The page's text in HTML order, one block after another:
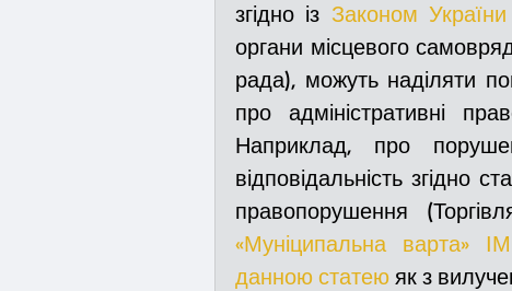
Адмінпротокол Свята
Війна Розмінування
Курс спротиву
згідно із Законом
органи місцевого
рада), можуть наділяти
про адміністративні
Наприклад, про
відповідальність згідно
правопорушення
«Муніципальна варта»
данною статею як з